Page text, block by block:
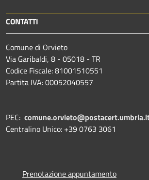
CONTATTI
Comune di Orvieto
Via Garibaldi, 8 - 05018 - TR
Codice Fiscale: 81001510551
Partita IVA: 00052040557
PEC:
Centralino Unico: +39 0763 3061
Prenotazione appuntamento